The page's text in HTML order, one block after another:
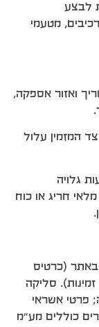
לבצע
מטעמי
ואזור אספקה,
המזמין עלול
גלויה
חריג או כוח
(כרטיס
סליקה
פרטי אשראי
כוללים מע״מ